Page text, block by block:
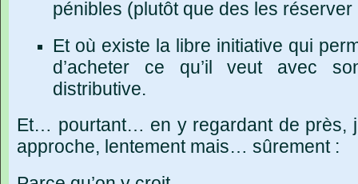
pénibles (plutôt que des les
Et où existe la libre initiative qui
d’acheter ce qu’il veut avec
distributive.
Et… pourtant… en y regardant de près,
approche, lentement mais… sûrement :